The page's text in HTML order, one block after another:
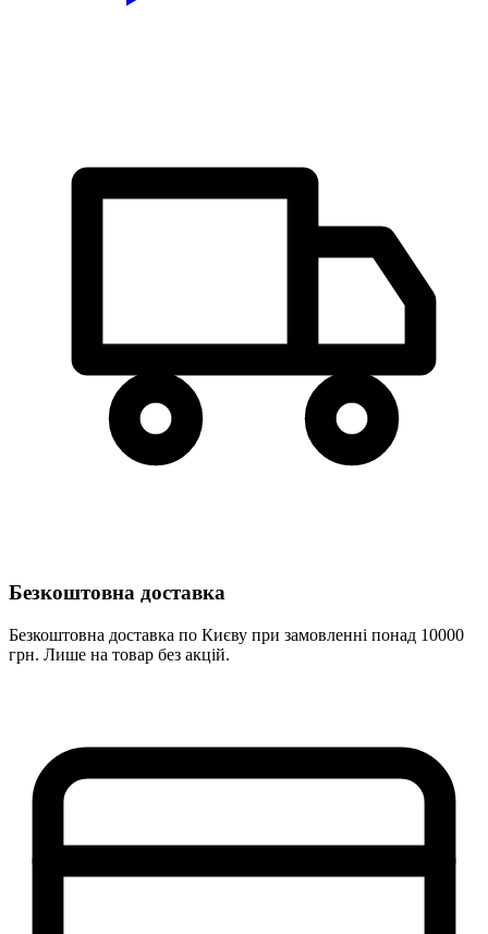
Безкоштовна доставка
Безкоштовна доставка по Києву при замовленні понад 10000
грн. Лише на товар без акцій.